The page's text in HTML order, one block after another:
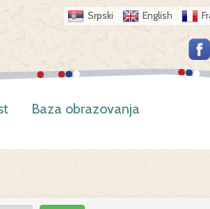
Srpski English
Baza obrazovanja